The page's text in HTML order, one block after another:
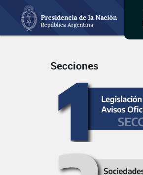
Secciones